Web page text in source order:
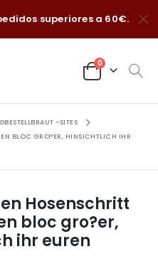
superiores a 60€.
0
-SITES
BLOC GRO?ER, HINSICHTLICH IHR
Hosenschritt
bloc gro?er,
ihr euren